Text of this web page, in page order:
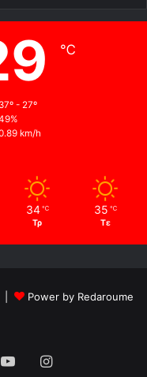
℃
37º - 27º
km/h
34 ℃
Τρ
35 ℃
Τε
|
Power by Redaroume
YouTubeInstagram